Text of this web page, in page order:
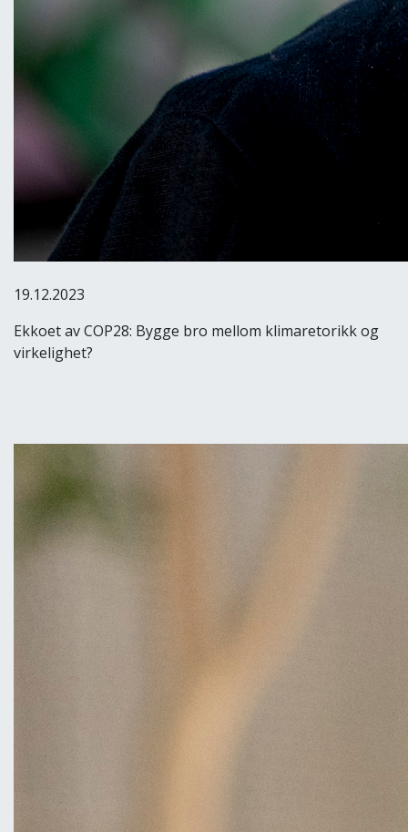
19.12.2023
Ekkoet av COP28: Bygge bro mellom klimaretorikk og
virkelighet?